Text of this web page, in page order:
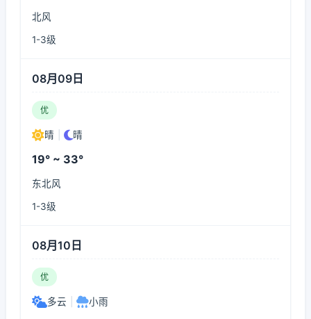
北风
1-3级
08月09日
优
晴 晴
19° ~ 33°
东北风
1-3级
08月10日
优
多云 小雨